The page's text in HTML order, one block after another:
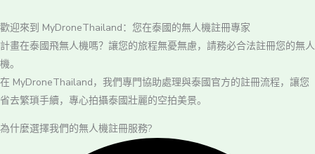
歡迎來到 MyDroneThailand：您在泰國的無人機註冊專家
計畫在泰國飛無人機嗎？讓您的旅程無憂無慮，請務必合法註冊您的無人
機。
在 MyDroneThailand，我們專門協助處理與泰國官方的註冊流程，讓您
省去繁瑣手續，專心拍攝泰國壯麗的空拍美景。
為什麼選擇我們的無人機註冊服務?